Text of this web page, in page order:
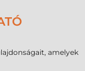
amelyek